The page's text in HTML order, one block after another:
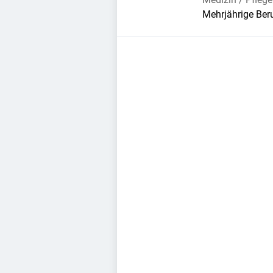
Mehrjährige